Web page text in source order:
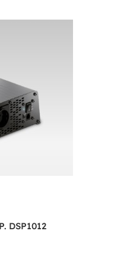
DSP1012